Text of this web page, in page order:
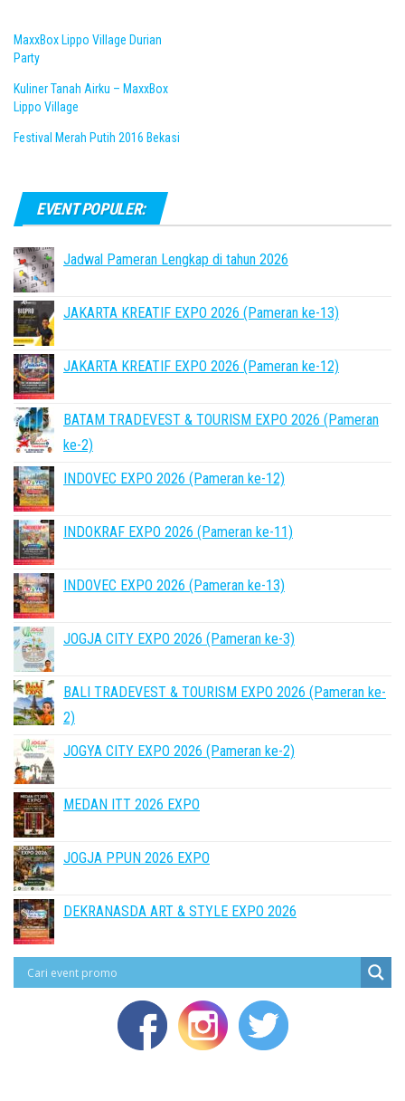
MaxxBox Lippo Village Durian
Party
Kuliner Tanah Airku – MaxxBox
Lippo Village
Festival Merah Putih 2016 Bekasi
EVENT POPULER:
Jadwal Pameran Lengkap di tahun 2026
JAKARTA KREATIF EXPO 2026 (Pameran ke-13)
JAKARTA KREATIF EXPO 2026 (Pameran ke-12)
BATAM TRADEVEST & TOURISM EXPO 2026 (Pameran
ke-2)
INDOVEC EXPO 2026 (Pameran ke-12)
INDOKRAF EXPO 2026 (Pameran ke-11)
INDOVEC EXPO 2026 (Pameran ke-13)
JOGJA CITY EXPO 2026 (Pameran ke-3)
BALI TRADEVEST & TOURISM EXPO 2026 (Pameran ke-
2)
JOGYA CITY EXPO 2026 (Pameran ke-2)
MEDAN ITT 2026 EXPO
JOGJA PPUN 2026 EXPO
DEKRANASDA ART & STYLE EXPO 2026